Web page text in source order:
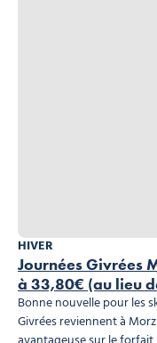
Journées Givrées
à 33,80€ (au lieu
HIVER
Bonne nouvelle pour les
Givrées reviennent à